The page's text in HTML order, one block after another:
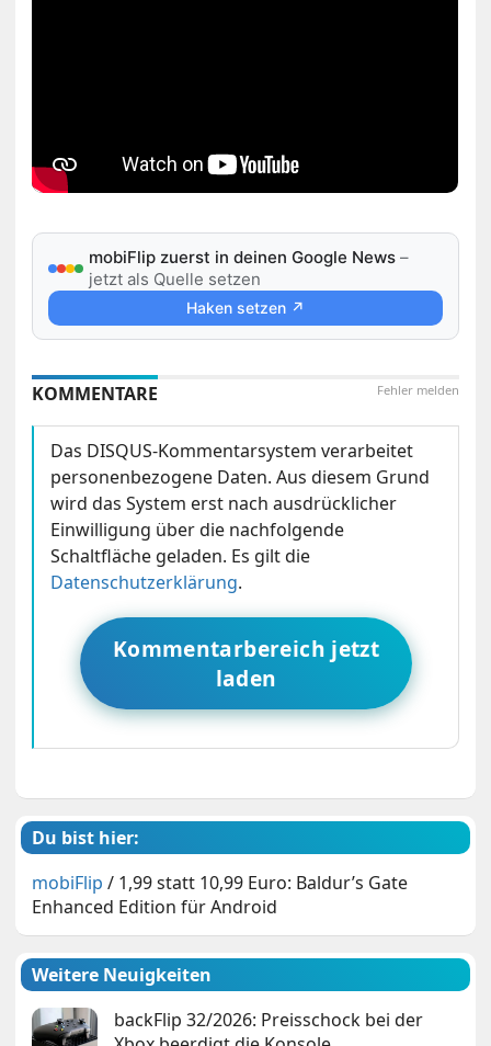
mobiFlip zuerst in deinen Google News –
jetzt als Quelle setzen
Haken setzen ↗
Fehler melden
KOMMENTARE
Das DISQUS-Kommentarsystem verarbeitet
personenbezogene Daten. Aus diesem Grund
wird das System erst nach ausdrücklicher
Einwilligung über die nachfolgende
Schaltfläche geladen. Es gilt die
Datenschutzerklärung.
Kommentarbereich jetzt
laden
Du bist hier:
mobiFlip / 1,99 statt 10,99 Euro: Baldur’s Gate
Enhanced Edition für Android
Weitere Neuigkeiten
backFlip 32/2026: Preisschock bei der